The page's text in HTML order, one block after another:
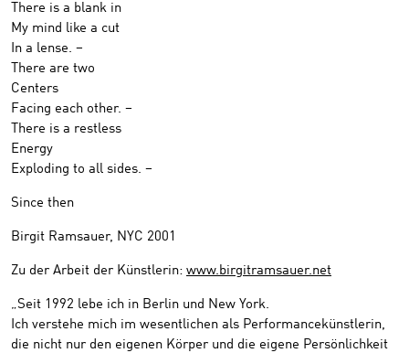
There is a blank in
My mind like a cut
In a lense. –
There are two
Centers
Facing each other. –
There is a restless
Energy
Exploding to all sides. –
Since then
Birgit Ramsauer, NYC 2001
Zu der Arbeit der Künstlerin: www.birgitramsauer.net
„Seit 1992 lebe ich in Berlin und New York.
Ich verstehe mich im wesentlichen als Performancekünstlerin,
die nicht nur den eigenen Körper und die eigene Persönlichkeit